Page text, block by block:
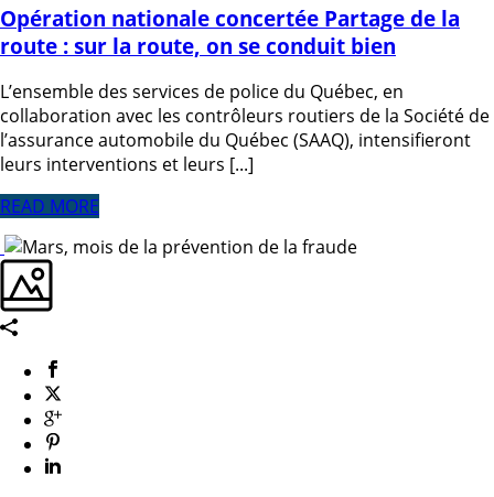
Opération nationale concertée Partage de la
route : sur la route, on se conduit bien
L’ensemble des services de police du Québec, en
collaboration avec les contrôleurs routiers de la Société de
l’assurance automobile du Québec (SAAQ), intensifieront
leurs interventions et leurs [...]
READ MORE